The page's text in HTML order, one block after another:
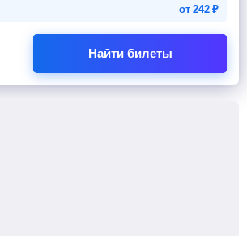
от242₽
Найти билеты